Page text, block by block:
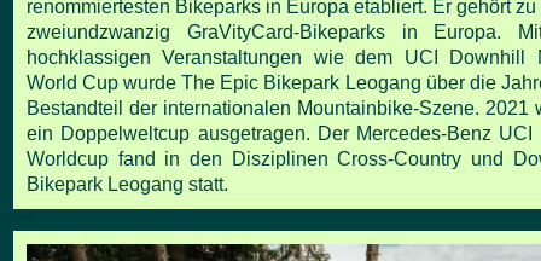
renommiertesten Bikeparks in Europa etabliert. Er gehört
zweiundzwanzig GraVityCard-Bikeparks in Europa.
hochklassigen Veranstaltungen wie dem UCI
Downhill
World Cup wurde The Epic Bikepark Leogang über die
Bestandteil der internationalen Mountainbike-Szene. 2021
ein Doppelweltcup ausgetragen. Der Mercedes-Benz
Worldcup fand in den Disziplinen Cross-Country und
Bikepark Leogang statt.